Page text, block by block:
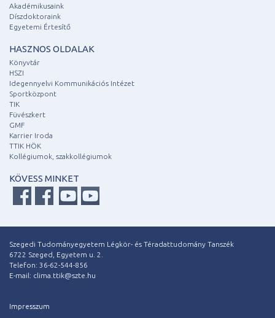
Akadémikusaink
Díszdoktoraink
Egyetemi Értesítő
HASZNOS OLDALAK
Könyvtár
HSZI
Idegennyelvi Kommunikációs Intézet
Sportközpont
TIK
Füvészkert
GMF
Karrier Iroda
TTIK HÖK
Kollégiumok, szakkollégiumok
KÖVESS MINKET
Szegedi Tudományegyetem Légkör- és Téradattudomány Tanszék
6722 Szeged, Egyetem u. 2.
Telefon: 36-62-544-856
E-mail: clima.ttik@szte.hu
Impresszum